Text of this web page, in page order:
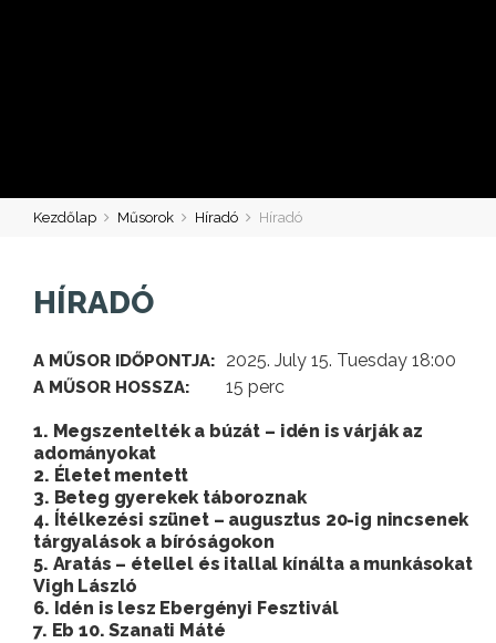
Kezdőlap Műsorok Híradó Híradó
HÍRADÓ
A MŰSOR IDŐPONTJA: 2025. July 15. Tuesday 18:00
A MŰSOR HOSSZA: 15 perc
1. Megszentelték a búzát – idén is várják az
adományokat
2. Életet mentett
3. Beteg gyerekek táboroznak
4. Ítélkezési szünet – augusztus 20-ig nincsenek
tárgyalások a bíróságokon
5. Aratás – étellel és itallal kínálta a munkásokat
Vigh László
6. Idén is lesz Ebergényi Fesztivál
7. Eb 10. Szanati Máté